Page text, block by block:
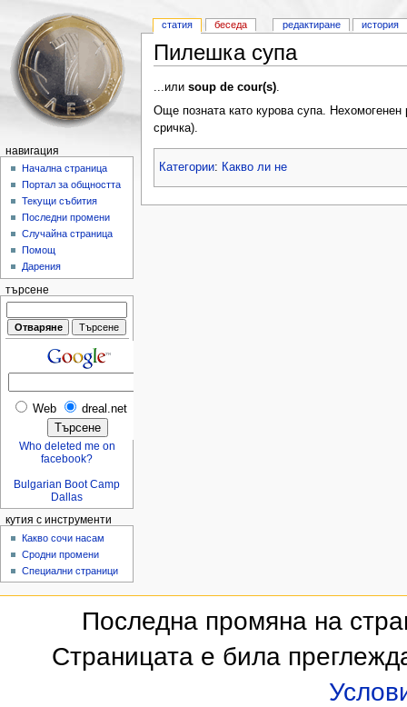
Пилешка супа
...или soup de cour(s).
Още позната като курова супа. Нехомогенен
сричка).
Категории: Какво ли не
статия беседа редактиране история
навигация
Начална страница
Портал за общността
Текущи събития
Последни промени
Случайна страница
Помощ
Дарения
търсене
Web dreal.net
Who deleted me on
facebook?
Bulgarian Boot Camp
Dallas
кутия с инструменти
Какво сочи насам
Сродни промени
Специални страници
Последна промяна на
Страницата е била